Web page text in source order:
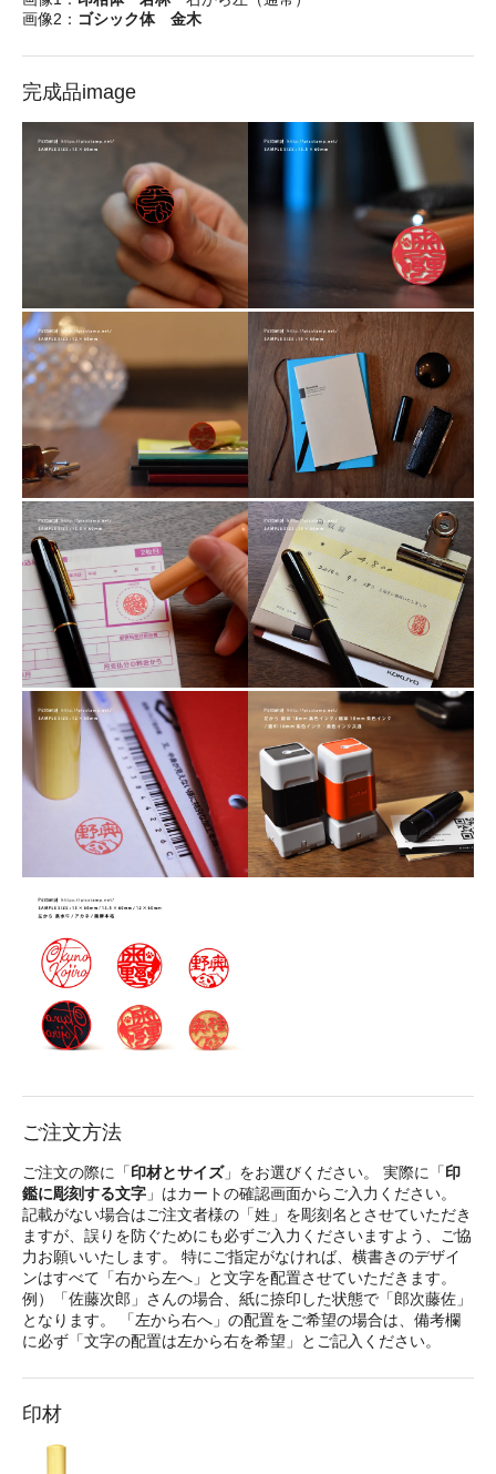
画像2： ゴシック体 金木
完成品image
ご注文方法
ご注文の際に「印材とサイズ」をお選びください。 実際に「印
鑑に彫刻する文字 」はカートの確認画面からご入力ください。
記載がない場合はご注文者様の「姓」を彫刻名とさせていただき
ますが、誤りを防ぐためにも必ずご入力くださいますよう、ご協
力お願いいたします。 特にご指定がなければ、横書きのデザイ
ンはすべて「右から左へ」と文字を配置させていただきます。
例）「佐藤次郎」さんの場合、紙に捺印した状態で「郎次藤佐」
となります。 「左から右へ」の配置をご希望の場合は、備考欄
に必ず「文字の配置は左から右を希望」とご記入ください。
印材